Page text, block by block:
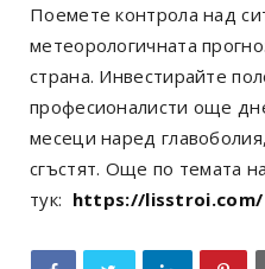
Поемете контрола над
метеорологичната
страна. Инвестирайте
професионалисти още
месеци наред
сгъстят. Още по темата
тук: https://lisstroi.com/